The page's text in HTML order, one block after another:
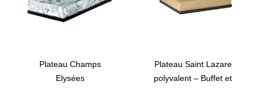
Plateau Champs
Elysées
Plateau Saint Lazare
polyvalent – Buffet et